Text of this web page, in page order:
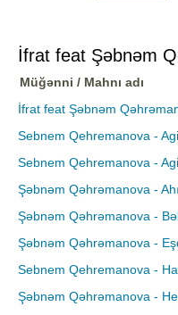
İfrat feat Şəbnəm
Müğənni / Mahnı adı
İfrat feat Şəbnəm
Sebnem Qehremanova -
Sebnem Qehremanova -
Şəbnəm Qəhrəmanova -
Şəbnəm Qəhrəmanova -
Şəbnəm Qəhrəmanova -
Sebnem Qehremanova -
Şəbnəm Qəhrəmanova -